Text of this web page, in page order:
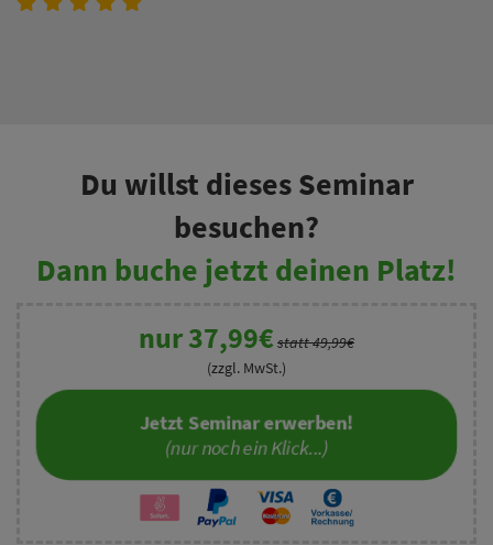
Du willst dieses Seminar
besuchen?
Dann buche jetzt deinen Platz!
nur 37,99€statt 49,99€
(zzgl. MwSt.)
Jetzt Seminar erwerben!
(nur noch ein Klick...)